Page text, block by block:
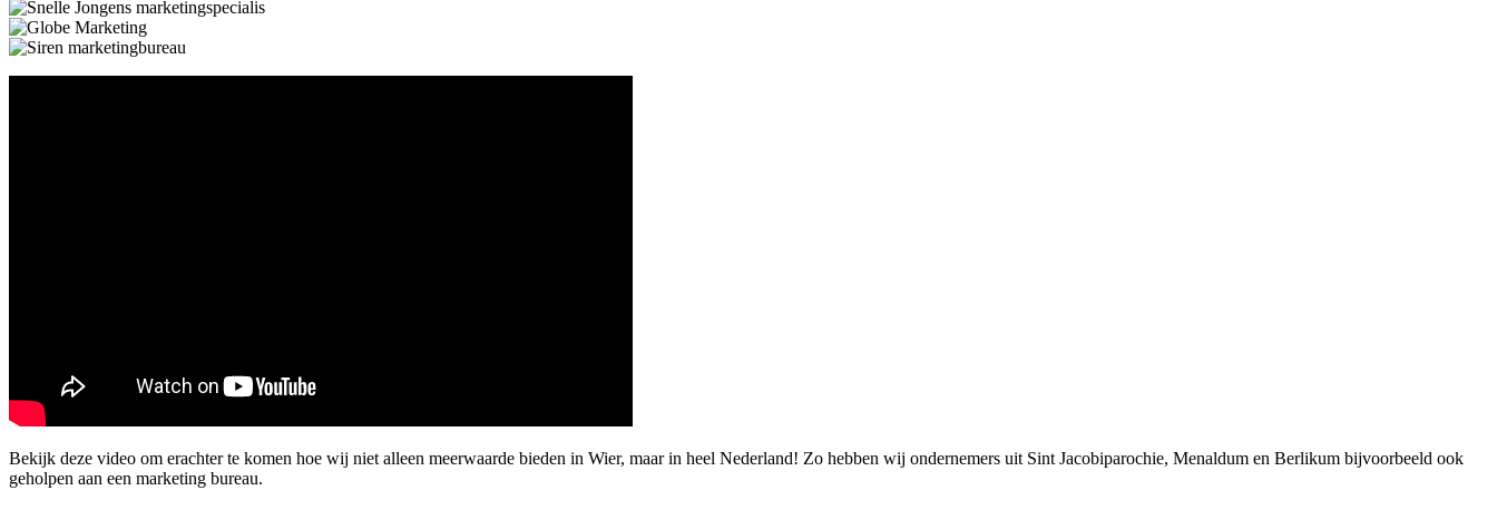
Bekijk deze video om erachter te komen hoe wij niet alleen meerwaarde bieden in Wier, maar in heel Nederland! Zo hebben wij ondernemers uit Sint Jacobiparochie, Menaldum en Berlikum bijvoorbeeld ook
geholpen aan een marketing bureau.